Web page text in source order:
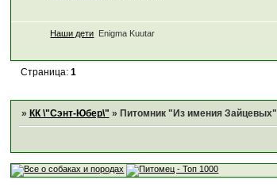
Наши дети Enigma Kuutar
Страница: 1
» КК \"Сэнт-Юбер\" » Питомник "Из имения Зайцевых"